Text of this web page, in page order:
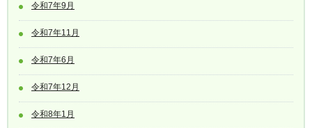
令和7年9月
令和7年11月
令和7年6月
令和7年12月
令和8年1月